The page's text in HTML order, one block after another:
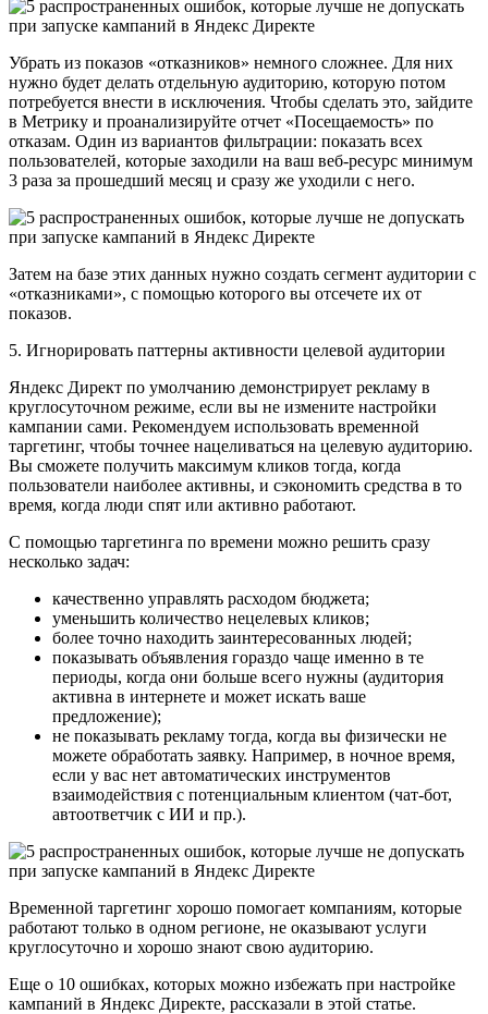
Убрать из показов «отказников» немного сложнее. Для них
нужно будет делать отдельную аудиторию, которую потом
потребуется внести в исключения. Чтобы сделать это, зайдите
в Метрику и проанализируйте отчет «Посещаемость» по
отказам. Один из вариантов фильтрации: показать всех
пользователей, которые заходили на ваш веб-ресурс минимум
3 раза за прошедший месяц и сразу же уходили с него.
Затем на базе этих данных нужно создать сегмент аудитории с
«отказниками», с помощью которого вы отсечете их от
показов.
5. Игнорировать паттерны активности целевой аудитории
Яндекс Директ по умолчанию демонстрирует рекламу в
круглосуточном режиме, если вы не измените настройки
кампании сами. Рекомендуем использовать временной
таргетинг, чтобы точнее нацеливаться на целевую аудиторию.
Вы сможете получить максимум кликов тогда, когда
пользователи наиболее активны, и сэкономить средства в то
время, когда люди спят или активно работают.
С помощью таргетинга по времени можно решить сразу
несколько задач:
качественно управлять расходом бюджета;
уменьшить количество нецелевых кликов;
более точно находить заинтересованных людей;
показывать объявления гораздо чаще именно в те
периоды, когда они больше всего нужны (аудитория
активна в интернете и может искать ваше
предложение);
не показывать рекламу тогда, когда вы физически не
можете обработать заявку. Например, в ночное время,
если у вас нет автоматических инструментов
взаимодействия с потенциальным клиентом (чат-бот,
автоответчик с ИИ и пр.).
Временной таргетинг хорошо помогает компаниям, которые
работают только в одном регионе, не оказывают услуги
круглосуточно и хорошо знают свою аудиторию.
Еще о 10 ошибках, которых можно избежать при настройке
кампаний в Яндекс Директе, рассказали в этой статье.